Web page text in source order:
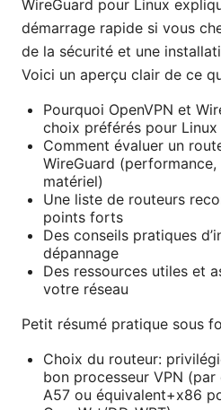
WireGuard pour Linux
démarrage rapide si vous
de la sécurité et une
Voici un aperçu clair de ce
Pourquoi OpenVPN et
choix préférés pour Linux
Comment évaluer un
WireGuard
matériel)
Une liste de routeurs
points forts
Des conseils pratiques
dépannage
Des ressources utiles et
votre réseau
Petit résumé pratique sous
Choix du routeur:
bon processeur VPN
A57 ou équivalent+x86